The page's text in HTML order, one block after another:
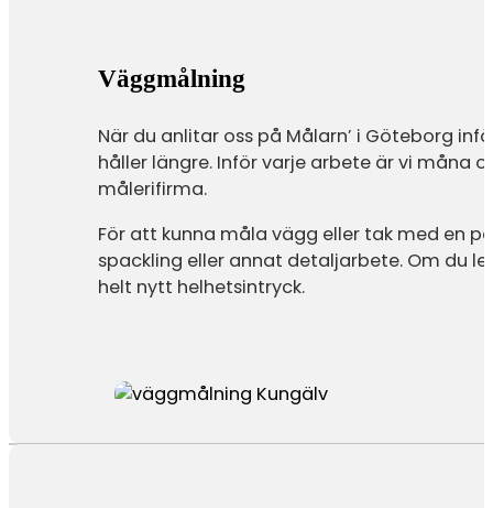
Väggmålning
När du anlitar oss på Målarn’ i Göteborg
håller längre. Inför varje arbete är vi måna
målerifirma.
För att kunna måla vägg eller tak med en
spackling eller annat detaljarbete. Om du
helt nytt helhetsintryck.